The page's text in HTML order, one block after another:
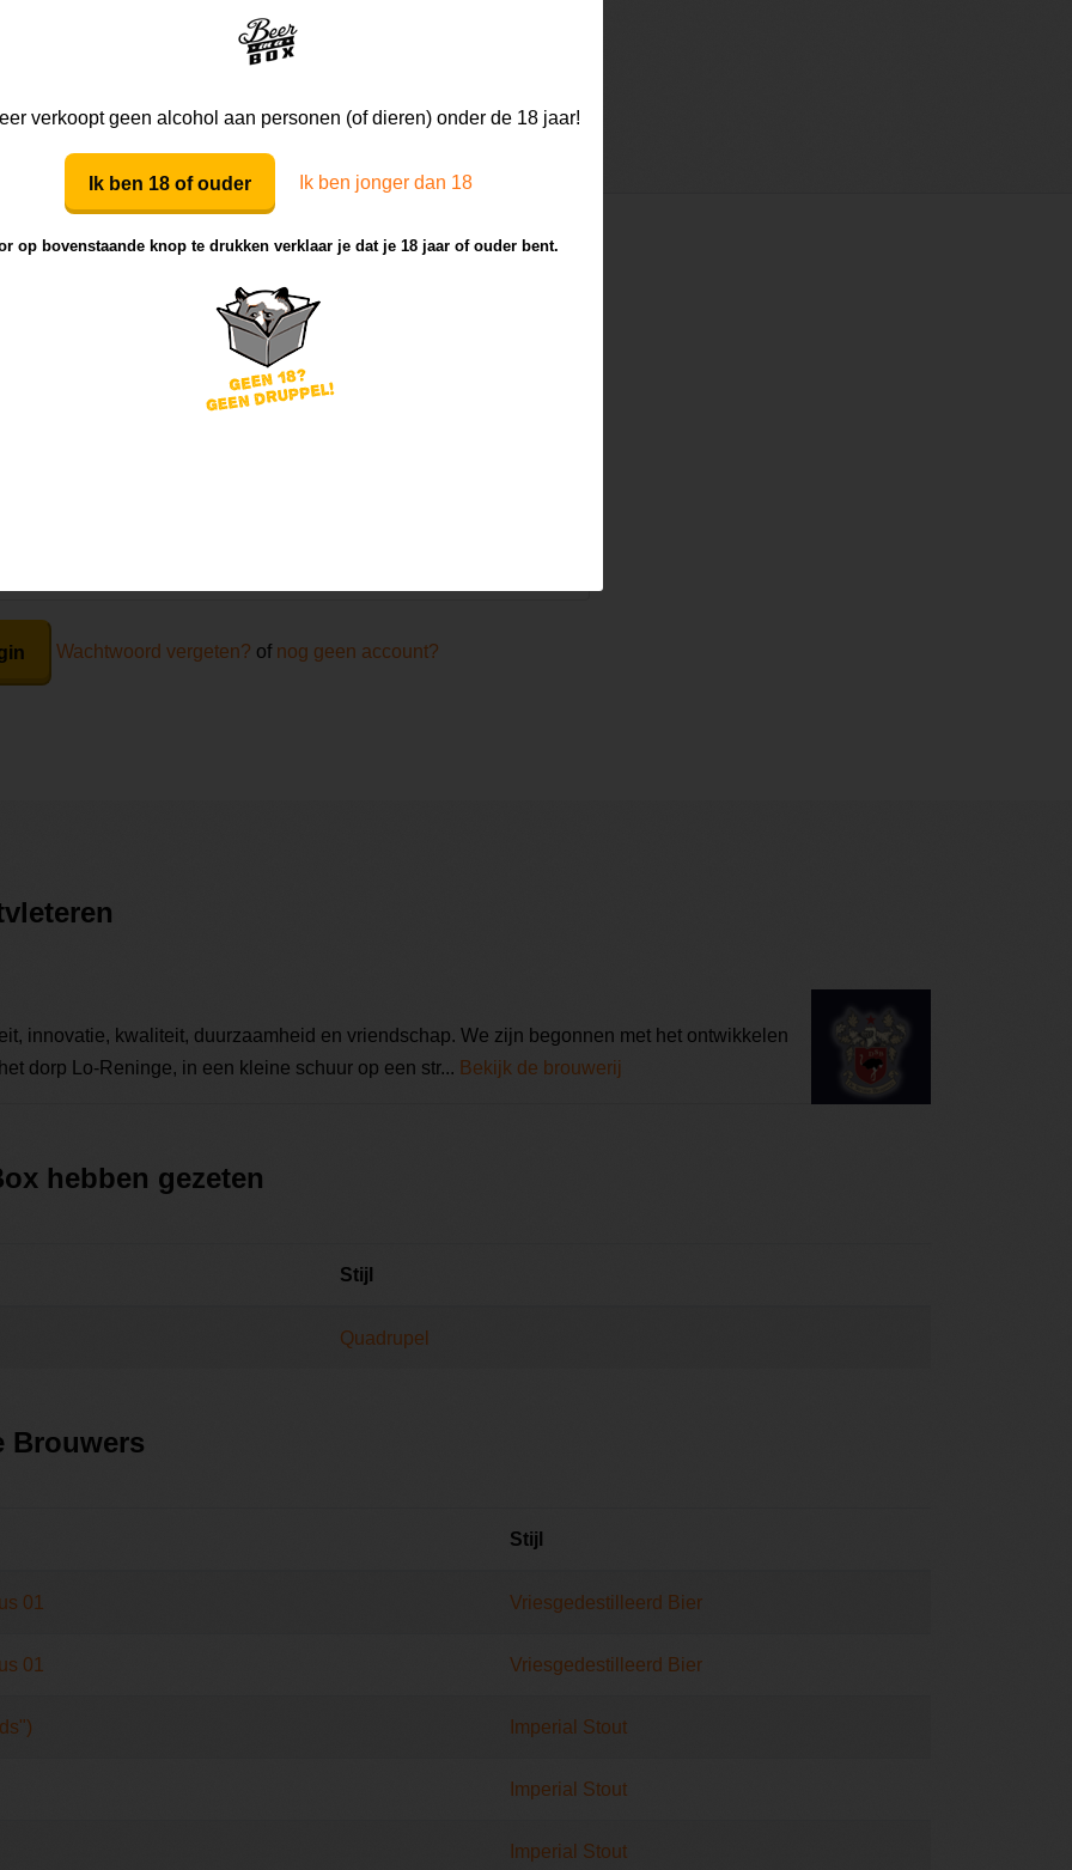
Die van anderen
Mijn review bij dit bier
Wachtwoord vergeten? of nog geen account?
innovatie, kwaliteit, duurzaamheid en vriendschap. We zijn begonnen met het ontwikkelen
dorp Lo-Reninge, in een kleine schuur op een str... Bekijk de brouwerij
hebben gezeten
Stijl
Quadrupel
Brouwers
Stijl
01 Vriesgedestilleerd Bier
01 Vriesgedestilleerd Bier
Imperial Stout
Imperial Stout
Imperial Stout
verkoopt geen alcohol aan personen (of dieren) onder de 18 jaar!
Ik ben 18 of ouder Ik ben jonger dan 18
op bovenstaande knop te drukken verklaar je dat je 18 jaar of ouder bent.